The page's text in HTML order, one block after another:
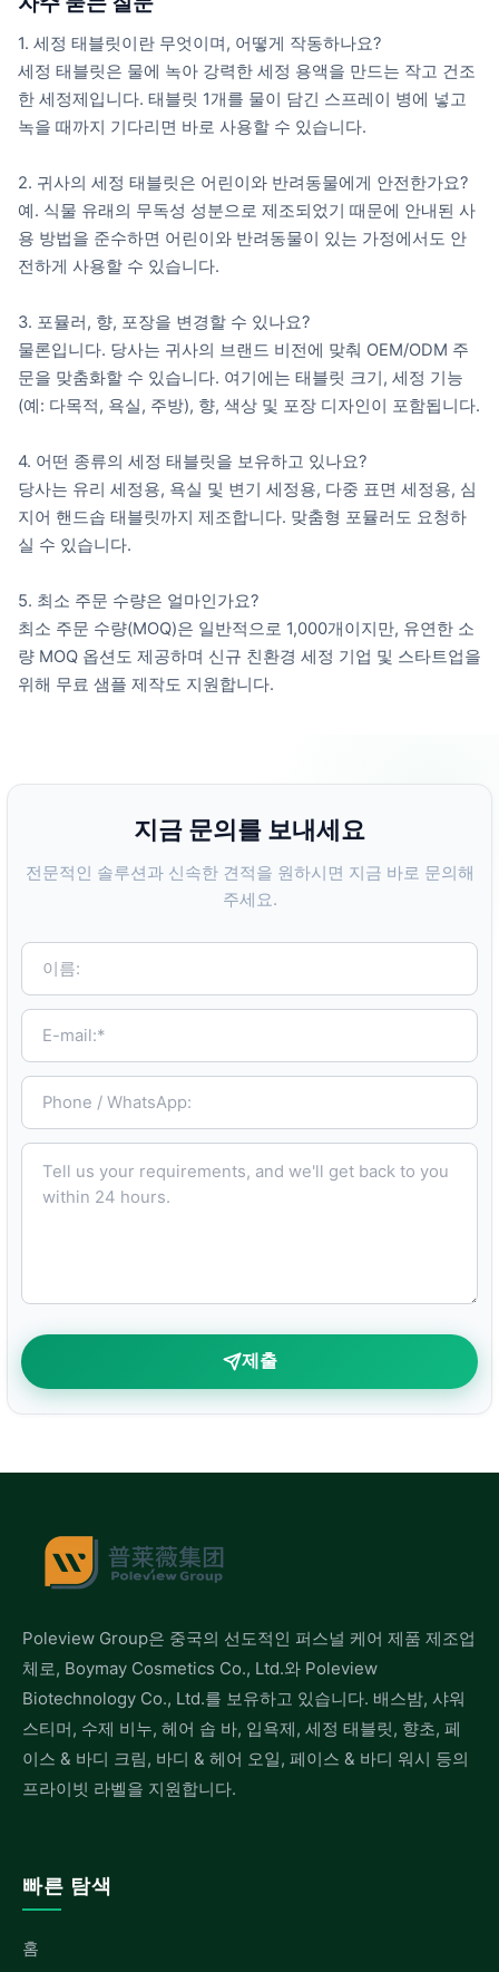
1. 세정 태블릿이란 무엇이며, 어떻게 작동하나요?
세정 태블릿은 물에 녹아 강력한 세정 용액을 만드는 작고 건조
한 세정제입니다. 태블릿 1개를 물이 담긴 스프레이 병에 넣고
녹을 때까지 기다리면 바로 사용할 수 있습니다.
2. 귀사의 세정 태블릿은 어린이와 반려동물에게 안전한가요?
예. 식물 유래의 무독성 성분으로 제조되었기 때문에 안내된 사
용 방법을 준수하면 어린이와 반려동물이 있는 가정에서도 안
전하게 사용할 수 있습니다.
3. 포뮬러, 향, 포장을 변경할 수 있나요?
물론입니다. 당사는 귀사의 브랜드 비전에 맞춰 OEM/ODM 주
문을 맞춤화할 수 있습니다. 여기에는 태블릿 크기, 세정 기능
(예: 다목적, 욕실, 주방), 향, 색상 및 포장 디자인이 포함됩니다.
4. 어떤 종류의 세정 태블릿을 보유하고 있나요?
당사는 유리 세정용, 욕실 및 변기 세정용, 다중 표면 세정용, 심
지어 핸드솝 태블릿까지 제조합니다. 맞춤형 포뮬러도 요청하
실 수 있습니다.
5. 최소 주문 수량은 얼마인가요?
최소 주문 수량(MOQ)은 일반적으로 1,000개이지만, 유연한 소
량 MOQ 옵션도 제공하며 신규 친환경 세정 기업 및 스타트업을
위해 무료 샘플 제작도 지원합니다.
지금 문의를 보내세요
전문적인 솔루션과 신속한 견적을 원하시면 지금 바로 문의해
주세요.
이름:
E-mail:*
Phone / WhatsApp:
Tell us your requirements, and we'll get back to you within 24 hours.
제출
Poleview Group은 중국의 선도적인 퍼스널 케어 제품 제조업
체로, Boymay Cosmetics Co., Ltd.와 Poleview
Biotechnology Co., Ltd.를 보유하고 있습니다. 배스밤, 샤워
스티머, 수제 비누, 헤어 솝 바, 입욕제, 세정 태블릿, 향초, 페
이스 & 바디 크림, 바디 & 헤어 오일, 페이스 & 바디 워시 등의
프라이빗 라벨을 지원합니다.
빠른 탐색
홈